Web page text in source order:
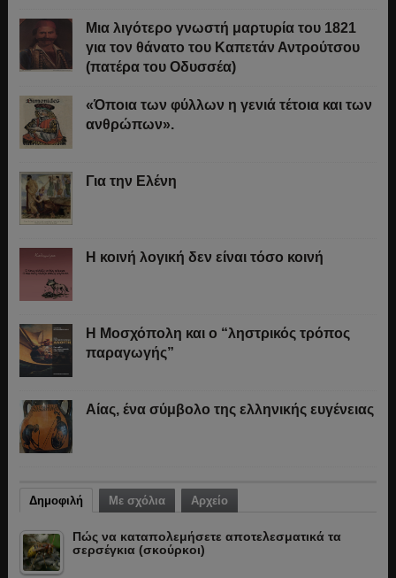
Μια λιγότερο γνωστή μαρτυρία του 1821
για τον θάνατο του Καπετάν Αντρούτσου
(πατέρα του Οδυσσέα)
«Όποια των φύλλων η γενιά τέτοια και των
ανθρώπων».
Για την Ελένη
Η κοινή λογική δεν είναι τόσο κοινή
Η Μοσχόπολη και ο “ληστρικός τρόπος
παραγωγής”
Αίας, ένα σύμβολο της ελληνικής ευγένειας
Δημοφιλή Με σχόλια Αρχείο
Πώς να καταπολεμήσετε αποτελεσματικά τα
σερσέγκια (σκούρκοι)